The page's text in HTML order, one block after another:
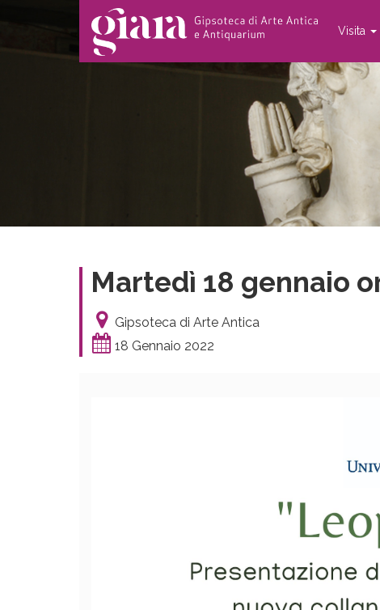
Visita
Martedì 18 gennaio
Gipsoteca di Arte Antica
18 Gennaio 2022